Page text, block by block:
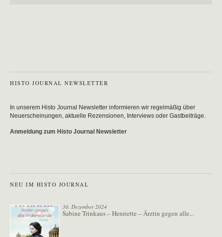
HISTO JOURNAL NEWSLETTER
In unserem Histo Journal Newsletter informieren wir regelmäßig über
Neuerscheinungen, aktuelle Rezensionen, Interviews oder Gastbeiträge.
Anmeldung zum Histo Journal Newsletter
NEU IM HISTO JOURNAL
30. Dezember 2024
Sabine Trinkaus – Henriette – Ärztin gegen alle...